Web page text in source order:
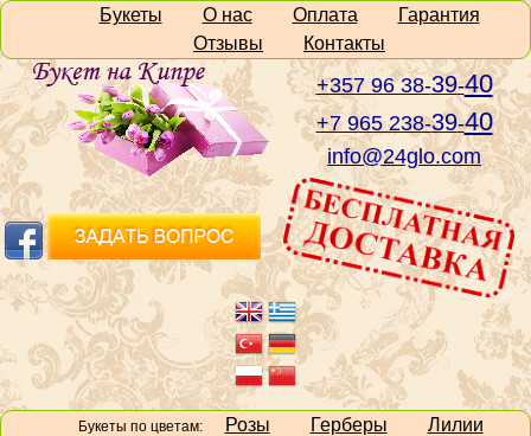
Букеты О нас Оплата
Гарантия
Отзывы
Контакты
+357 96 38-39-40
+7 965 238-39-40
info@24glo.com
Букеты по цветам: Розы Герберы
Лилии